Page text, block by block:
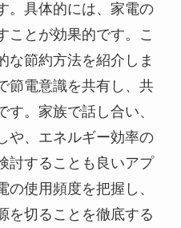
。具体的には、家電の
ことが効果的です。こ
な節約方法を紹介しま
節電意識を共有し、共
す。家族で話し合い、
や、エネルギー効率の
討することも良いアプ
の使用頻度を把握し、
を切ることを徹底する